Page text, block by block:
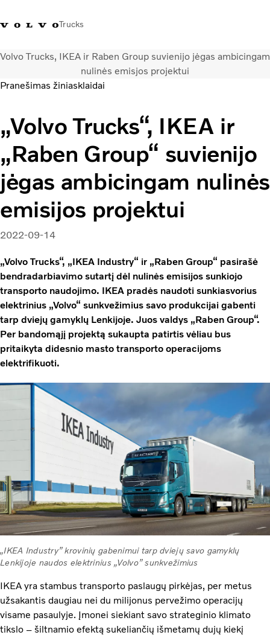
Trucks
+ 370 610 19991 Volvo Trucks parduotuvėPrisijungtiLietuva
Sunkvežimiai
Paslaugos
Volvo Truck Builder
Kontaktai
Naujienos
Apie mus
Volvo Trucks, IKEA ir Raben Group suvienijo jėgas ambicingam
nulinės emisjos projektui
Pranešimas žiniasklaidai
„Volvo Trucks“, IKEA ir
„Raben Group“ suvienijo
jėgas ambicingam nulinės
emisijos projektui
2022-09-14
„Volvo Trucks“, „IKEA Industry“ ir „Raben Group“ pasirašė
bendradarbiavimo sutartį dėl nulinės emisijos sunkiojo
transporto naudojimo. IKEA pradės naudoti sunkiasvorius
elektrinius „Volvo“ sunkvežimius savo produkcijai gabenti
tarp dviejų gamyklų Lenkijoje. Juos valdys „Raben Group“.
Per bandomąjį projektą sukaupta patirtis vėliau bus
pritaikyta didesnio masto transporto operacijoms
elektrifikuoti.
„IKEA Industry” krovinių gabenimui tarp dviejų savo gamyklų
Lenkijoje naudos elektrinius „Volvo” sunkvežimius
IKEA yra stambus transporto paslaugų pirkėjas, per metus
užsakantis daugiau nei du milijonus pervežimo operacijų
visame pasaulyje. Įmonei siekiant savo strateginio klimato
tikslo – šiltnamio efektą sukeliančių išmetamų dujų kiekį